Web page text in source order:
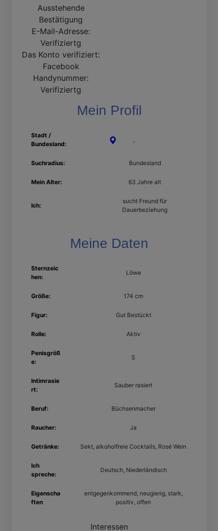
Ausstehende
Bestätigung
E-Mail-Adresse:
Verifiziertg
Das Konto verifiziert:
Facebook
Handynummer:
Verifiziertg
Mein Profil
Stadt /
Bundesland:
,
Suchradius: Bundesland
Mein Alter: 63 Jahre alt
Ich:
sucht Freund für
Dauerbeziehung
Meine Daten
Sternzeic
hen:
Löwe
Größe: 174 cm
Figur: Gut Bestückt
Rolle: Aktiv
Penisgröß
e:
S
Intimrasie
rt:
Sauber rasiert
Beruf: Büchsenmacher
Raucher: Ja
Getränke: Sekt, alkoholfreie Cocktails, Rosé Wein
Ich
spreche:
Deutsch, Niederländisch
Eigenscha
ften
entgegenkommend, neugierig, stark,
positiv, offen
Interessen